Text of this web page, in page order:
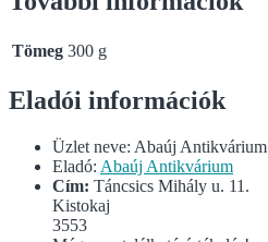
Tömeg 300 g
Eladói információk
Üzlet neve: Abaúj Antikvárium
Eladó: Abaúj Antikvárium
Cím: Táncsics Mihály u. 11.
Kistokaj
3553